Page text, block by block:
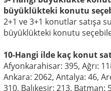
büyüklükteki konutu
2+1 ve 3+1 konutlar satışa
büyüklükteki konutu
10-Hangi ilde kaç konut
Afyonkarahisar: 395, Ağrı:
Ankara: 2062, Antalya: 46,
310, Balıkesir: 213, Batman: